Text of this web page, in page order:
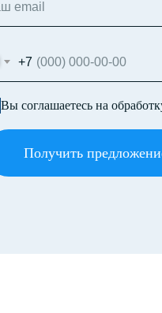
+7
Вы соглашаетесь на
Получить